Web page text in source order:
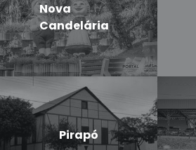
Nova
Candelária
Pirapó